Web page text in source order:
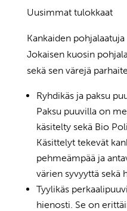
Uusimmat tulokkaat
Kankaiden
Jokaisen kuosin
sekä sen värejä
Ryhdikäs ja paksu
Paksu puuvilla on
käsitelty sekä Bio
Käsittelyt tekevät
pehmeämpää ja
värien syvyyttä sekä
Tyylikäs
hienosti. Se on